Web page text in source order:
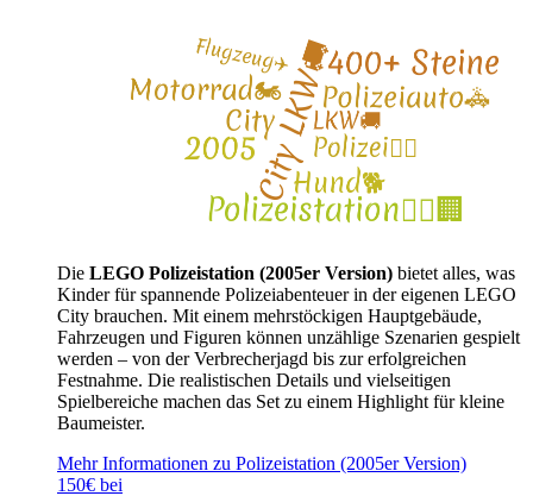
Die LEGO Polizeistation (2005er Version) bietet alles, was
Kinder für spannende Polizeiabenteuer in der eigenen LEGO
City brauchen. Mit einem mehrstöckigen Hauptgebäude,
Fahrzeugen und Figuren können unzählige Szenarien gespielt
werden – von der Verbrecherjagd bis zur erfolgreichen
Festnahme. Die realistischen Details und vielseitigen
Spielbereiche machen das Set zu einem Highlight für kleine
Baumeister.
Mehr Informationen zu Polizeistation (2005er Version)
150€ bei